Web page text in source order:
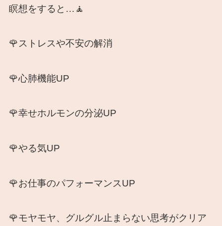
瞑想をすると…🧘
🌹ストレスや不安の解消
🌹心肺機能UP
🌹幸せホルモンの分泌UP
🌹やる気UP
🌹お仕事のパフォーマンスUP
🌹モヤモヤ、グルグル止まらない思考がクリア